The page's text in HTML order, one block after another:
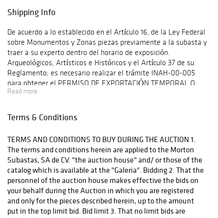
completing the
following form
click here
Shipping Info
De acuerdo a lo establecido en el Artículo 16, de la Ley Federal
sobre Monumentos y Zonas piezas previamente a la subasta y
traer a su experto dentro del horario de exposición.
Arqueológicos, Artísticos e Históricos y el Artículo 37 de su
Reglamento; es necesario realizar el trámite INAH-00-005
para obtener el PERMISO DE EXPORTACIÓN TEMPORAL O
DEFINITIVA DE MONUMENTOS O BIENES MUEBLES
a www.tramites.inah.gob.mx en la opción de exportación y
This shipping company will be able to answer any questions you
may have in regards to delivery, either before or after the
auction has been completed.
Read more
Terms & Conditions
TERMS AND CONDITIONS TO BUY DURING THE AUCTION 1.
The terms and conditions herein are applied to the Morton
Subastas, SA de CV. "the auction house" and/ or those of the
catalog which is available at the "Galeria". Bidding 2. That the
personnel of the auction house makes effective the bids on
your behalf during the Auction in which you are registered
and only for the pieces described herein, up to the amount
put in the top limit bid. Bid limit 3. That no limit bids are